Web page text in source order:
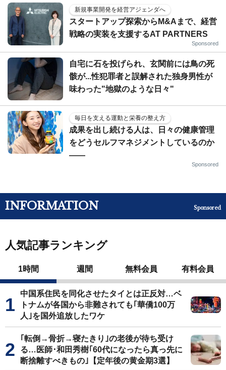
新規事業開発を経営アジェンダへ
スタートアップ探索からM&Aまで、経営
戦略の実装を支援するAT PARTNERS
Sponsored
自宅に石を投げられ、玄関前には鳥の死
骸が...性犯罪者と誤解された独身男性が
味わった"地獄のような日々"
毎日を支える運動と栄養の整え方
成果を出し続ける人は、日々の健康管理
をどうセルフマネジメントしているのか
——
Sponsored
INFORMATION Sponsored
人気記事ランキング
1時間 週間 無料会員 有料会員
中国系住民を同化させたタイとは正反対…ベ
トナムが各国から非難されても｢華僑100万
人｣を国外追放したワケ
｢転倒→骨折→寝たきり｣の老後が待ち受け
る…医師･和田秀樹｢60代になったら真っ先に
断捨離すべきもの｣【定年後の黄金期3選】